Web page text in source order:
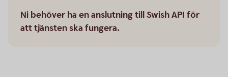
Ni behöver ha en anslutning till Swish API för
att tjänsten ska fungera.